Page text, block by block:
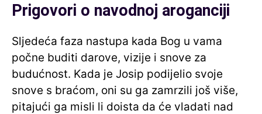
Prigovori o navodnoj aroganciji
Sljedeća faza nastupa kada Bog u vama
počne buditi darove, vizije i snove za
budućnost. Kada je Josip podijelio svoje
snove s braćom, oni su ga zamrzili još više,
pitajući ga misli li doista da će vladati nad